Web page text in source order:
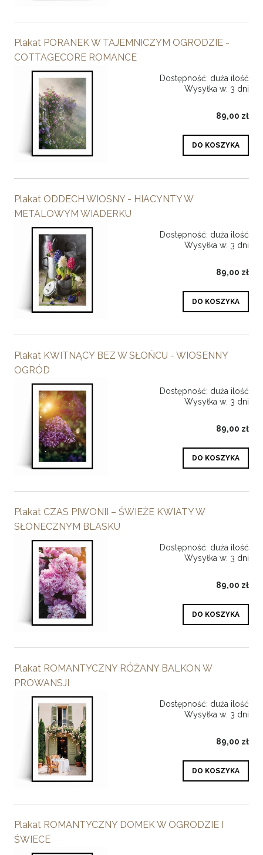
Plakat PORANEK W TAJEMNICZYM OGRODZIE -
COTTAGECORE ROMANCE
Dostępność: duża ilość
Wysyłka w: 3 dni
89,00 zł
DO KOSZYKA
Plakat ODDECH WIOSNY - HIACYNTY W
METALOWYM WIADERKU
Dostępność: duża ilość
Wysyłka w: 3 dni
89,00 zł
DO KOSZYKA
Plakat KWITNĄCY BEZ W SŁOŃCU - WIOSENNY
OGRÓD
Dostępność: duża ilość
Wysyłka w: 3 dni
89,00 zł
DO KOSZYKA
Plakat CZAS PIWONII – ŚWIEŻE KWIATY W
SŁONECZNYM BLASKU
Dostępność: duża ilość
Wysyłka w: 3 dni
89,00 zł
DO KOSZYKA
Plakat ROMANTYCZNY RÓŻANY BALKON W
PROWANSJI
Dostępność: duża ilość
Wysyłka w: 3 dni
89,00 zł
DO KOSZYKA
Plakat ROMANTYCZNY DOMEK W OGRODZIE I
ŚWIECE